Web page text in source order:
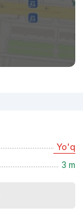
Yo'q
3 m